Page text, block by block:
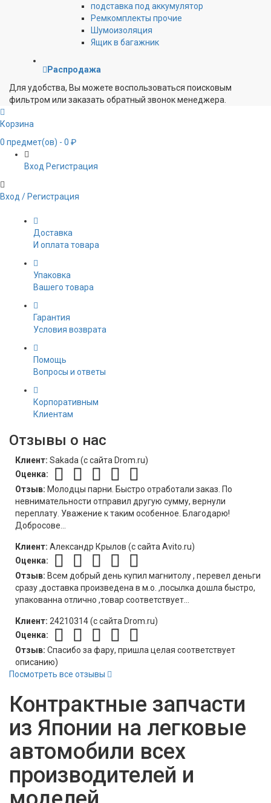
подставка под аккумулятор
Ремкомплекты прочие
Шумоизоляция
Ящик в багажник
Распродажа
Для удобства, Вы можете воспользоваться поисковым
фильтром или заказать обратный звонок менеджера.
Корзина
0 предмет(ов) - 0 ₽
Вход Регистрация
Вход / Регистрация
Доставка
И оплата товара
Упаковка
Вашего товара
Гарантия
Условия возврата
Помощь
Вопросы и ответы
Корпоративным
Клиентам
Отзывы о нас
Клиент: Sakada (c сайта Drom.ru)
Оценка:
Отзыв: Молодцы парни. Быстро отработали заказ. По
невнимательности отправил другую сумму, вернули
переплату. Уважение к таким особенное. Благодарю!
Добросове...
Клиент: Александр Крылов (c сайта Avito.ru)
Оценка:
Отзыв: Всем добрый день купил магнитолу , перевел деньги
сразу ,доставка произведена в м.о. ,посылка дошла быстро,
упакованна отлично ,товар соответствует...
Клиент: 24210314 (c сайта Drom.ru)
Оценка:
Отзыв: Спасибо за фару, пришла целая соответствует
описанию)
Посмотреть все отзывы
Контрактные запчасти
из Японии на легковые
автомобили всех
производителей и